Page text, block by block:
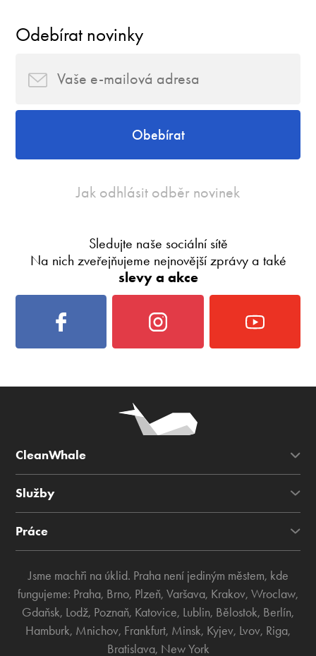
Odebírat novinky
Obebírat
Jak odhlásit odběr novinek
Sledujte naše sociální sítě
Na nich zveřejňujeme nejnovější zprávy a také
slevy a akce
CleanWhale
Služby
Práce
Jsme machři na úklid. Praha není jediným městem, kde
fungujeme: Praha, Brno, Plzeň, Varšava, Krakov, Wroclaw,
Gdaňsk, Lodž, Poznaň, Katovice, Lublin, Bělostok, Berlín,
Hamburk, Mnichov, Frankfurt, Minsk, Kyjev, Lvov, Riga,
Bratislava, New York